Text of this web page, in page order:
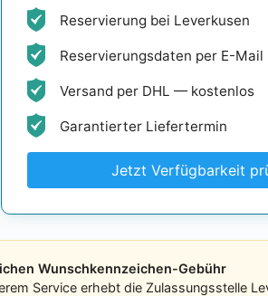
Reservierung bei Leverkusen
Reservierungsdaten per E-Mail
Versand per DHL — kostenlos
Garantierter Liefertermin
Jetzt Verfügbarkeit
Wunschkennzeichen-Gebühr
Service erhebt die Zulassungsstelle